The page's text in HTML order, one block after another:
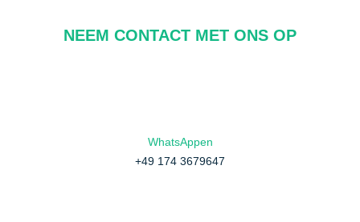
NEEM CONTACT MET ONS OP
WhatsAppen
+49 174 3679647